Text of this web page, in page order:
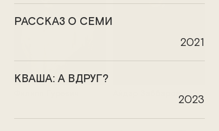
Айдар Заббаров
РАССКАЗ О СЕМИ
2021
КВАША: А ВДРУГ?
2023